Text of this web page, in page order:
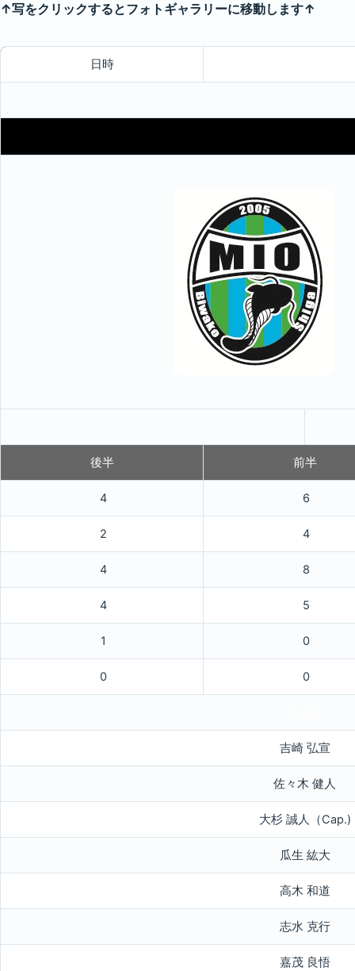
↑写をクリックするとフォトギャラリーに移動します↑
日時
後半 前半
4 6
2 4
4 8
4 5
1 0
0 0
吉崎 弘宣
佐々木 健人
大杉 誠人（Cap.)
瓜生 紘大
高木 和道
志水 克行
嘉茂 良悟